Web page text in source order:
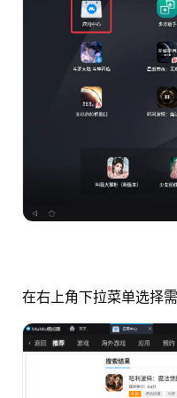
在右上角下拉菜单选择